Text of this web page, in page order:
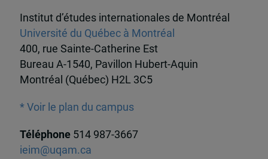
Institut d’études internationales de Montréal
Université du Québec à Montréal
400, rue Sainte-Catherine Est
Bureau A-1540, Pavillon Hubert-Aquin
Montréal (Québec) H2L 3C5
* Voir le plan du campus
Téléphone 514 987-3667
ieim@uqam.ca